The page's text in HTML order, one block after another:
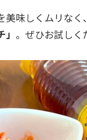
美味しくムリな
。ぜひお試し